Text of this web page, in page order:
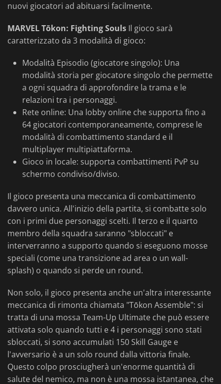
nuovi giocatori ad abituarsi facilmente.
MARVEL Tōkon: Fighting Souls Il gioco sarà
caratterizzato da 3 modalità di gioco:
Modalità Episodio (giocatore singolo): Una
modalità storia per giocatore singolo che permette
a ogni squadra di approfondire la trama e le
relazioni tra i personaggi.
Rete online: Una lobby online che supporta fino a
64 giocatori contemporaneamente, comprese le
modalità di combattimento standard e il
multiplayer multipiattaforma.
Gioco in locale: supporta combattimenti PvP su
schermo condiviso/diviso.
Il gioco presenta una meccanica di combattimento
davvero unica. All'inizio della partita, si combatte solo
con i primi due personaggi scelti. Il terzo e il quarto
membro della squadra saranno "sbloccati" e
interverranno a supporto quando si eseguono mosse
speciali (come una transizione ad area o un wall-
splash) o quando si perde un round.
Non solo, il gioco presenta anche un'altra interessante
meccanica di rimonta chiamata "Tōkon Assemble": si
tratta di una mossa Team-Up Ultimate che può essere
attivata solo quando tutti e 4 i personaggi sono stati
sbloccati, si sono accumulati 150 Skill Gauge e
l'avversario è a un solo round dalla vittoria finale.
Questo colpo prosciugherà un'enorme quantità di
salute del nemico, ma non è una mossa istantanea, che